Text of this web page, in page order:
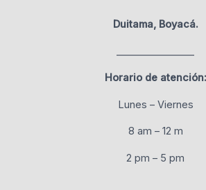
Duitama, Boyacá.
Horario de atención:
Lunes – Viernes
8 am – 12 m
2 pm – 5 pm